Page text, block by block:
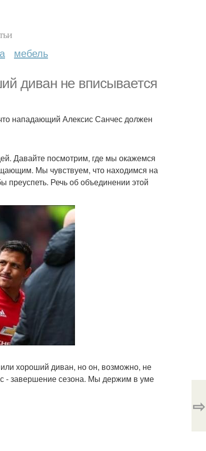
мебель
диван не вписывается
нападающий Алексис Санчес должен
Давайте посмотрим, где мы окажемся
Мы чувствуем, что находимся на
преуспеть. Речь об объединении этой
хороший диван, но он, возможно, не
- завершение сезона. Мы держим в уме
⇨